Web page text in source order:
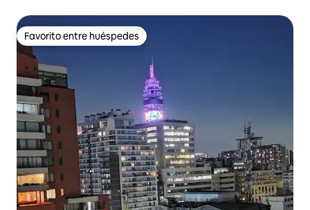
Favorito entre huéspedes
Favorito entre huéspedes